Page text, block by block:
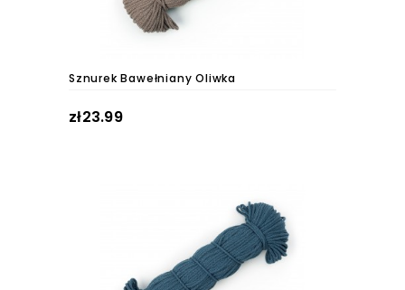
Sznurek Bawełniany Oliwka
zł23.99